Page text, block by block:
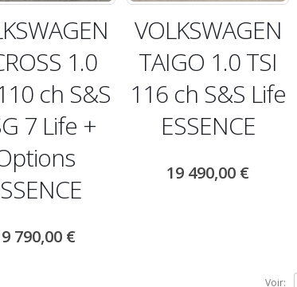
1.0
ch S&S
7 Life +
790,00 €
VOLKSWAGEN
TAIGO 1.0 TSI
116 ch S&S Life
ESSENCE
19 490,00 €
Voir: